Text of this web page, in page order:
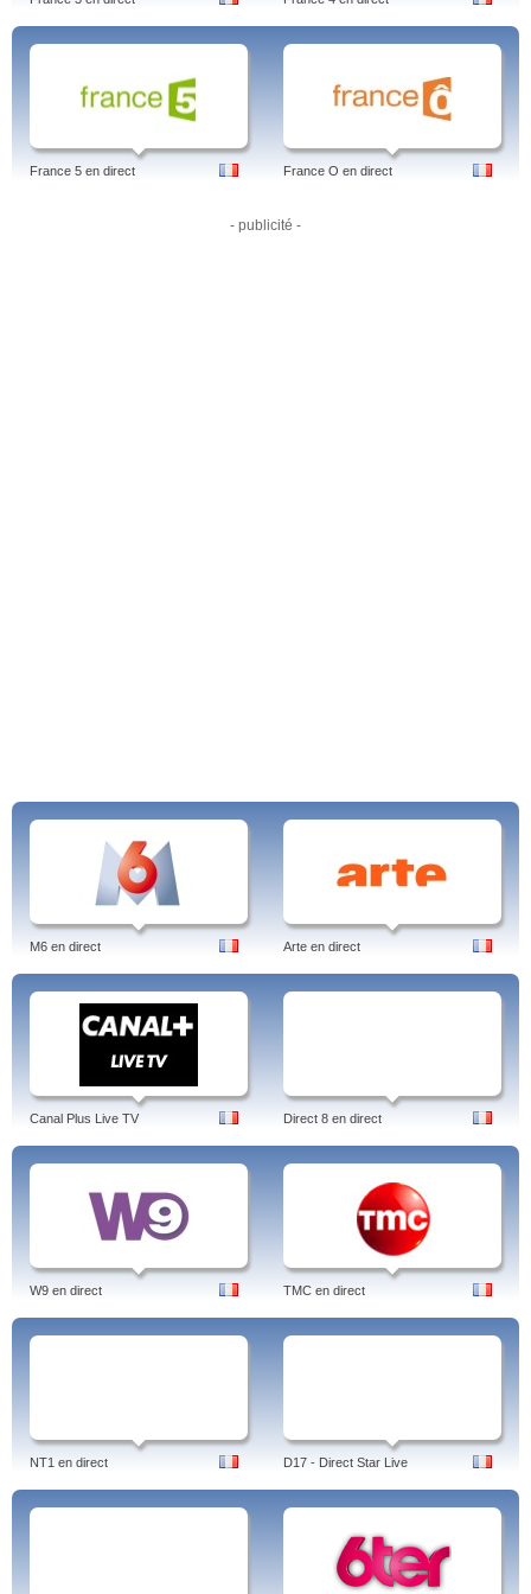
télévision. Le nom groove signifie sillon en anglais ; le verbe groove veut,
quant à lui, dans un style relâché, dire s'amuser, s'éclater. NRJ Urban - NRJ
Urban = NRJ Groove Programmes: Reportages, Interviews, Clips, Music, Jeux.
NRJ Pop Rock! - Regardez les clips vidéo de nombreux artistes sur cette
chaîne de télévision. Le pop rock désigne un genre musical combinant la
musique populaire (pop) et la musique rock 'n' roll (rock). Programmes:
webradio, 2005, tv, web tv, cast, streaming, fr
et gratuitement sur internet. Programmes: Les dernières actualités, à découvrir
France 5 en direct France O en direct
- publicité -
M6 en direct Arte en direct
Canal Plus Live TV Direct 8 en direct
W9 en direct TMC en direct
NT1 en direct D17 - Direct Star Live